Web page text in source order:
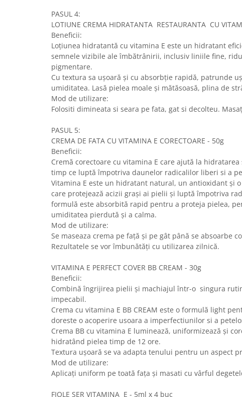
PASUL 4:
LOTIUNE CREMA HIDRATANTA RESTAURANTA CU
Beneficii:
Loțiunea hidratantă cu vitamina E este un hidratant
semnele vizibile ale îmbătrânirii, inclusiv liniile fine,
pigmentare.
Cu textura sa ușoară și cu absorbție rapidă, patrunde
umiditatea. Lasă pielea moale și mătăsoasă, plina de
Mod de utilizare:
Folositi dimineata si seara pe fata, gat si decolteu.
PASUL 5:
CREMA DE FATA CU VITAMINA E CORECTOARE - 50g
Beneficii:
Cremă corectoare cu vitamina E care ajută la
timp ce luptă împotriva daunelor radicalilor liberi si a
Vitamina E este un hidratant natural, un antioxidant și
care protejează acizii grași ai pielii și luptă împotriva
formulă este absorbită rapid pentru a proteja pielea,
umiditatea pierdută și a calma.
Mod de utilizare:
Se maseaza crema pe față și pe gât până se absoarbe
Rezultatele se vor îmbunătăți cu utilizarea zilnică.
VITAMINA E PERFECT COVER BB CREAM - 30g
Beneficii:
Combină îngrijirea pielii și machiajul într-o singura
impecabil.
Crema cu vitamina E BB CREAM este o formulă light
doreste o acoperire usoara a imperfectiunilor si a
Crema BB cu vitamina E luminează, uniformizează și
hidratând pielea timp de 12 ore.
Textura ușoară se va adapta tenului pentru un aspect
Mod de utilizare:
Aplicați uniform pe toată fața și masati cu vârful
FIOLE SER VITAMINA E - 5ml x 4 buc